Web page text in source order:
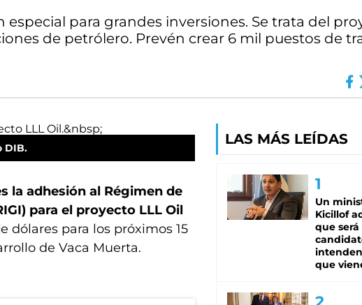
especial para grandes inversiones. Se trata del
de petrólero. Prevén crear 6 mil puestos de
DIB.
la adhesión al Régimen de
para el proyecto LLL Oil
dólares para los próximos 15
de Vaca Muerta.
LAS MÁS LEÍDAS
Un
Kicillof
que será
que